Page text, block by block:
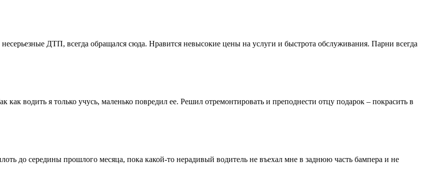
ДТП, всегда обращался сюда. Нравится невысокие цены на услуги и быстрота обслуживания. Парни всегда
водить я только учусь, маленько повредил ее. Решил отремонтировать и преподнести отцу подарок – покрасить в
до середины прошлого месяца, пока какой-то нерадивый водитель не въехал мне в заднюю часть бампера и не